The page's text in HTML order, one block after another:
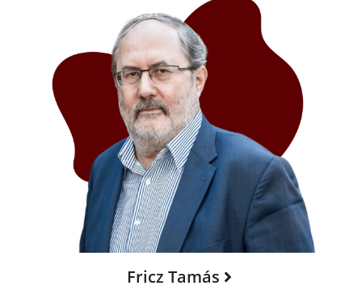
Fricz Tamás